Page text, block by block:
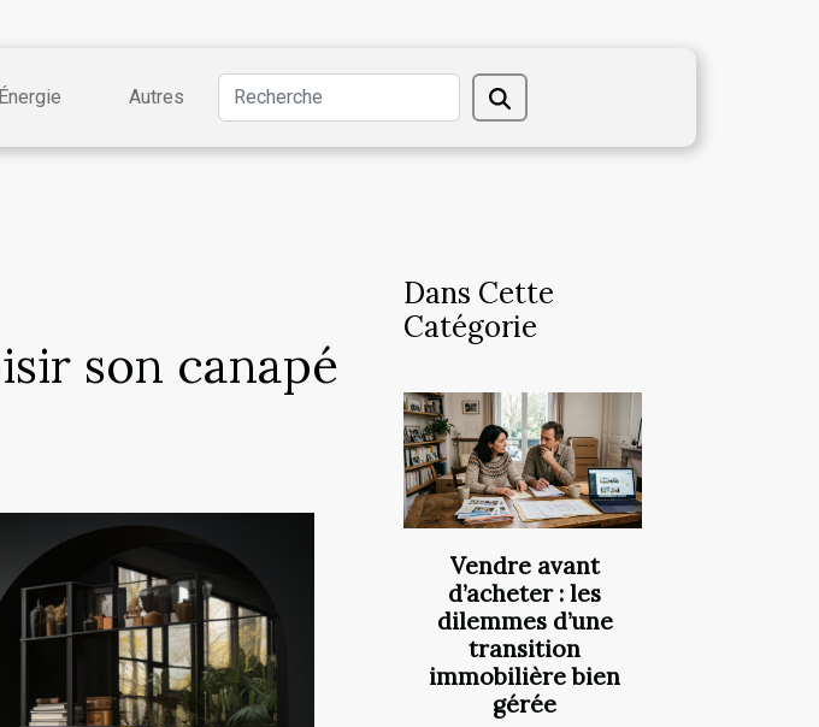
Énergie Autres
son canapé
Dans Cette
Catégorie
Vendre avant
d’acheter : les
dilemmes d’une
transition
immobilière bien
gérée